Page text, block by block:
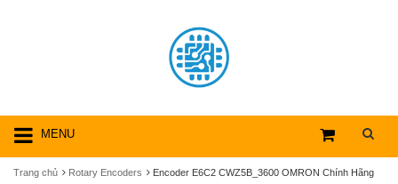
MENU
Trang chủ Rotary Encoders Encoder E6C2 CWZ5B_3600 OMRON Chính Hãng